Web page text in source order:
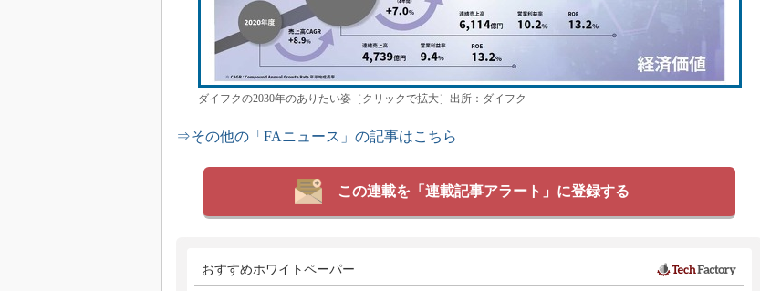
ダイフクの2030年のありたい姿［クリックで拡大］出所：ダイフク
⇒その他の「FAニュース」の記事はこちら
この連載を「連載記事アラート」に登録する
おすすめホワイトペーパー